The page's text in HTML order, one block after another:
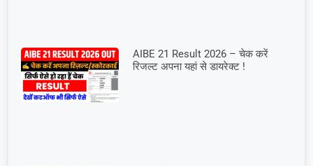
AIBE 21 Result 2026 – चेक करें
रिजल्ट अपना यहां से डायरेक्ट !